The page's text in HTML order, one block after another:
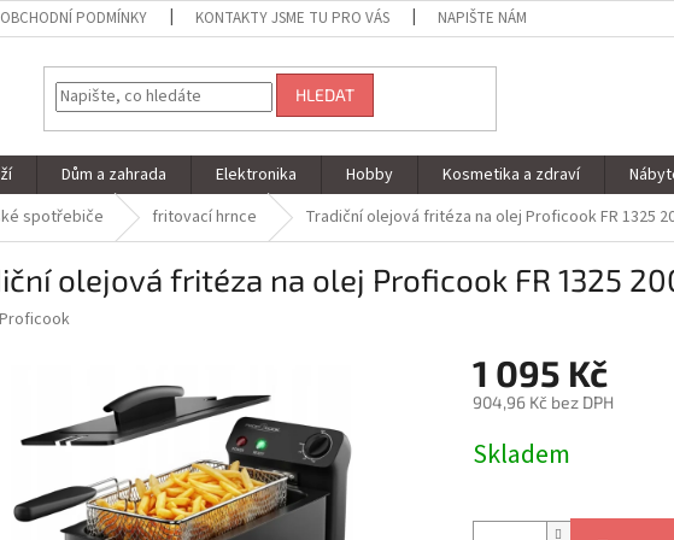
OBCHODNÍ PODMÍNKY KONTAKTY JSME TU PRO VÁS NAPIŠTE NÁM
HLEDAT
Dům a zahrada Elektronika Hobby Kosmetika a zdraví
spotřebiče fritovací hrnce Tradiční olejová fritéza na olej Proficook FR 1325
olejová fritéza na olej Proficook FR 1325
Proficook
1 095 Kč
904,96 Kč bez DPH
cena:
Skladem